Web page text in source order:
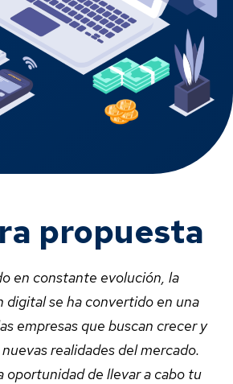
propuesta
en constante evolución, la
digital se ha convertido en una
empresas que buscan crecer y
realidades del mercado.
oportunidad de llevar a cabo tu